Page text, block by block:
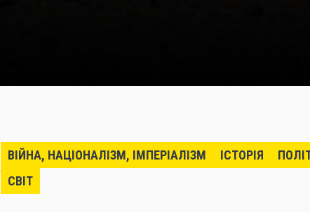
ВІЙНА, НАЦІОНАЛІЗМ, ІМПЕРІАЛІЗМ ІСТОРІЯ
СВІТ